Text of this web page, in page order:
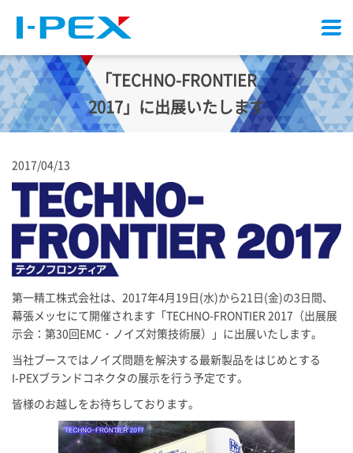
ニ
ュ
ー
「TECHNO-FRONTIER
2017」に出展いたします
2017/04/13
第一精工株式会社は、2017年4月19日(水)から21日(金)の3日間、
幕張メッセにて開催されます「TECHNO-FRONTIER 2017（出展展
示会：第30回EMC・ノイズ対策技術展）」に出展いたします。
当社ブースではノイズ問題を解決する最新製品をはじめとする
I-PEXブランドコネクタの展示を行う予定です。
皆様のお越しをお待ちしております。